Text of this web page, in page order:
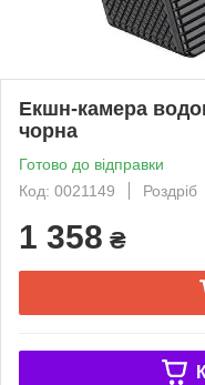
Екшн-камера
чорна
Готово до відправки
Код: 0021149
Роздріб
1 358 ₴